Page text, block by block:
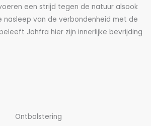
een strijd tegen de natuur alsook
nasleep van de verbondenheid met de
Johfra hier zijn innerlijke bevrijding
Ontbolstering